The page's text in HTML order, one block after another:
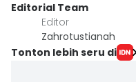
Editorial Team
Editor
Zahrotustianah
Tonton lebih seru di